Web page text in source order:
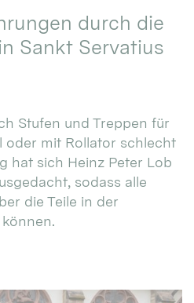
durch die
Sankt Servatius
Stufen und Treppen für
oder mit Rollator schlecht
hat sich Heinz Peter Lob
sodass alle
die Teile in der